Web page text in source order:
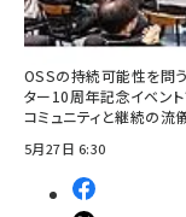
OSSの持続可能性を問
ター10周年記念イベン
コミュニティと継続の流
5月27日 6:30